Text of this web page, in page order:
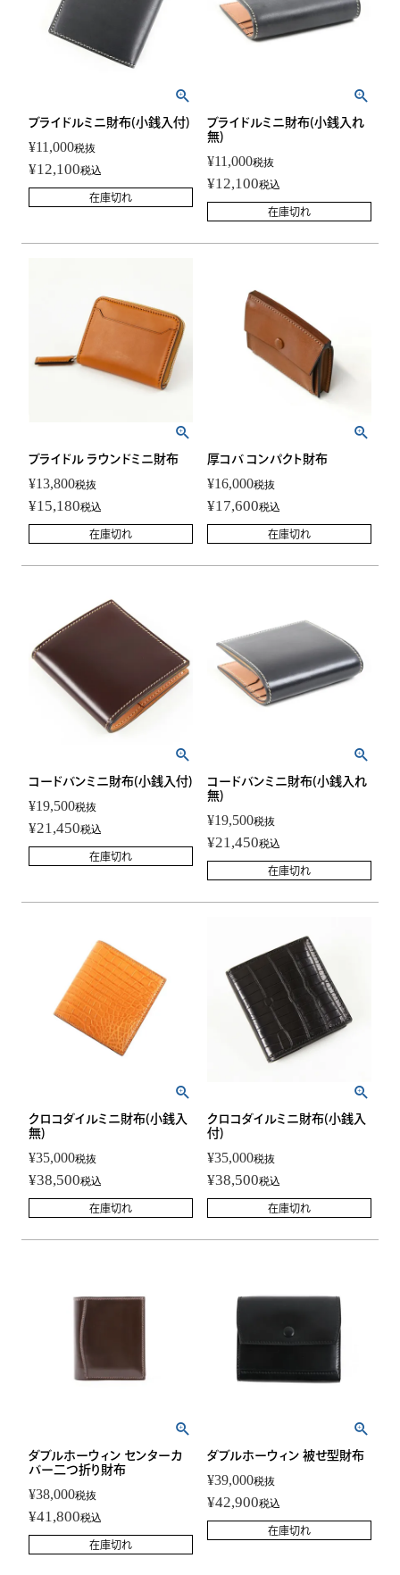
ブライドルミニ財布(小銭入付)
¥11,000税抜
¥12,100税込
在庫切れ
ブライドルミニ財布(小銭入れ
無)
¥11,000税抜
¥12,100税込
在庫切れ
ブライドル ラウンドミニ財布
¥13,800税抜
¥15,180税込
在庫切れ
厚コバ コンパクト財布
¥16,000税抜
¥17,600税込
在庫切れ
コードバンミニ財布(小銭入付)
¥19,500税抜
¥21,450税込
在庫切れ
コードバンミニ財布(小銭入れ
無)
¥19,500税抜
¥21,450税込
在庫切れ
クロコダイルミニ財布(小銭入
無)
¥35,000税抜
¥38,500税込
在庫切れ
クロコダイルミニ財布(小銭入
付)
¥35,000税抜
¥38,500税込
在庫切れ
ダブルホーウィン センターカ
バー二つ折り財布
¥38,000税抜
¥41,800税込
在庫切れ
ダブルホーウィン 被せ型財布
¥39,000税抜
¥42,900税込
在庫切れ